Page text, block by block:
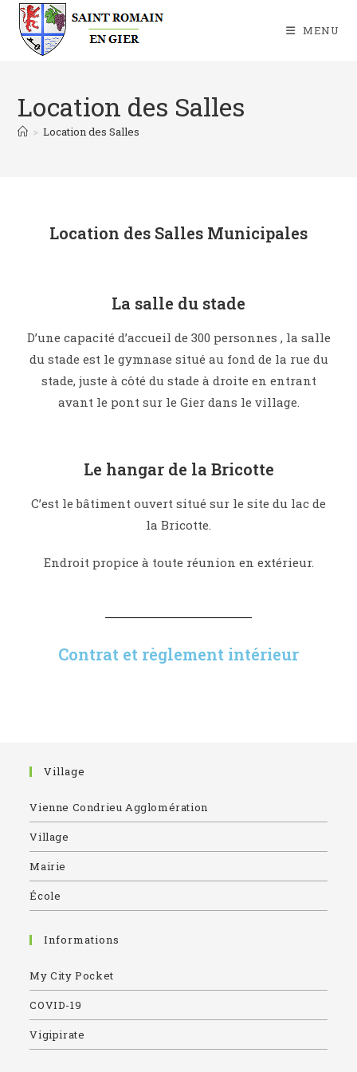
MENU
Location des Salles
> Location des Salles
Location des Salles Municipales
La salle du stade
D’une capacité d’accueil de 300 personnes , la salle
du stade est le gymnase situé au fond de la rue du
stade, juste à côté du stade à droite en entrant
avant le pont sur le Gier dans le village.
Le hangar de la Bricotte
C’est le bâtiment ouvert situé sur le site du lac de
la Bricotte.
Endroit propice à toute réunion en extérieur.
Contrat et règlement intérieur
Village
Vienne Condrieu Agglomération
Village
Mairie
École
Informations
My City Pocket
COVID-19
Vigipirate